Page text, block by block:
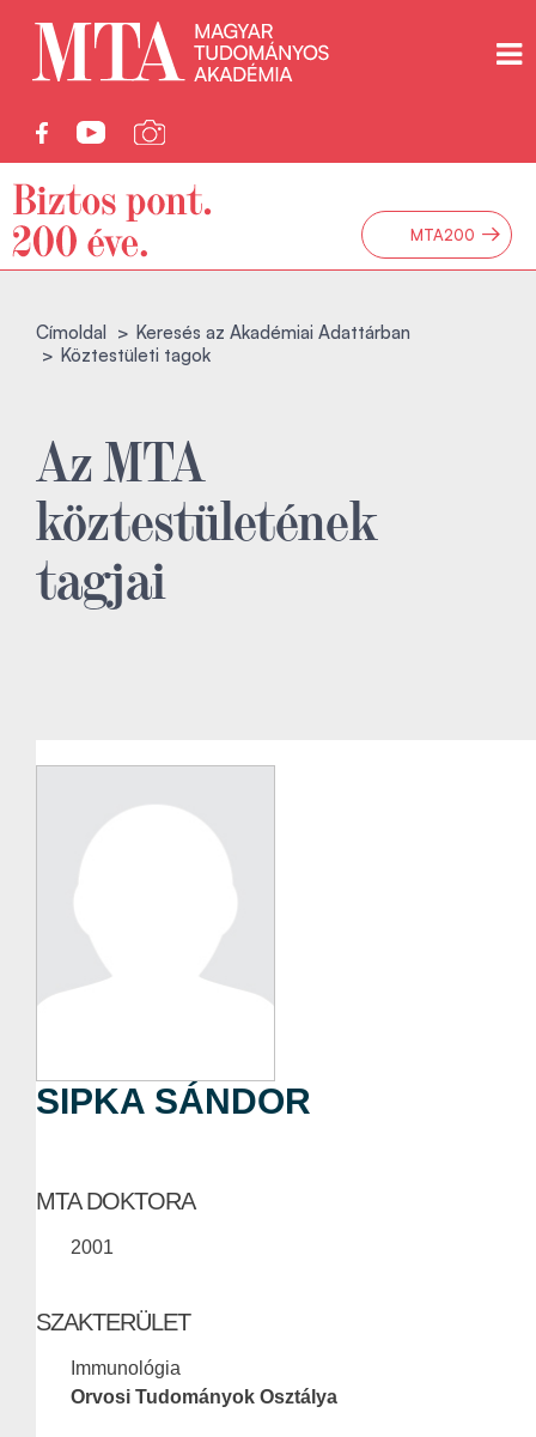
MTA200 →
Címoldal
Keresés az Akadémiai Adattárban
Köztestületi tagok
Az MTA
köztestületének
tagjai
SIPKA SÁNDOR
MTA DOKTORA
2001
SZAKTERÜLET
Immunológia
Orvosi Tudományok Osztálya